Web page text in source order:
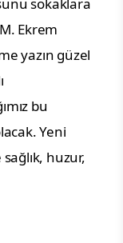
Ekrem
yazın güzel
bu
Yeni
huzur,